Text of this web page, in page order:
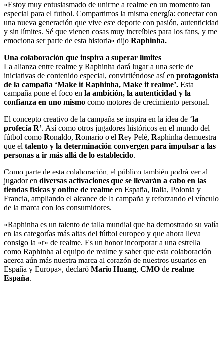
«Estoy muy entusiasmado de unirme a realme en un momento tan
especial para el futbol. Compartimos la misma energía: conectar con
una nueva generación que vive este deporte con pasión, autenticidad
y sin límites. Sé que vienen cosas muy increíbles para los fans, y me
emociona ser parte de esta historia» dijo Raphinha.
Una colaboración que inspira a superar límites
La alianza entre realme y Raphinha dará lugar a una serie de
iniciativas de contenido especial, convirtiéndose así en protagonista
de la campaña ‘Make it Raphinha, Make it realme’. Esta
campaña pone el foco en la ambición, la autenticidad y la
confianza en uno mismo como motores de crecimiento personal.
El concepto creativo de la campaña se inspira en la idea de ‘la
profecía R’. Así como otros jugadores históricos en el mundo del
fútbol como Ronaldo, Romario o el Rey Pelé, Raphinha demuestra
que el talento y la determinación convergen para impulsar a las
personas a ir más allá de lo establecido.
Como parte de esta colaboración, el público también podrá ver al
jugador en diversas activaciones que se llevarán a cabo en las
tiendas físicas y online de realme en España, Italia, Polonia y
Francia, ampliando el alcance de la campaña y reforzando el vínculo
de la marca con los consumidores.
«Raphinha es un talento de talla mundial que ha demostrado su valía
en las categorías más altas del fútbol europeo y que ahora lleva
consigo la «r» de realme. Es un honor incorporar a una estrella
como Raphinha al equipo de realme y saber que esta colaboración
acerca aún más nuestra marca al corazón de nuestros usuarios en
España y Europa», declaró Mario Huang, CMO de realme
España.